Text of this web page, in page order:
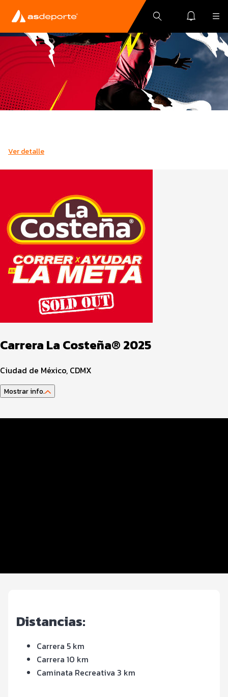
Ver detalle
Carrera La Costeña® 2025
Ciudad de México, CDMX
Mostrar info.
Distancias:
Carrera 5 km
Carrera 10 km
Caminata Recreativa 3 km